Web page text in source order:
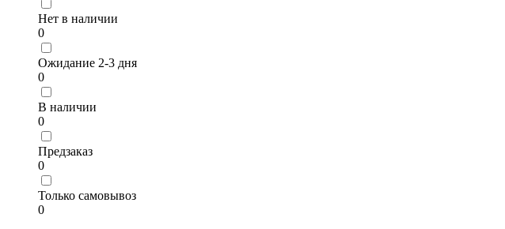
Нет в наличии
0
Ожидание 2-3 дня
0
В наличии
0
Предзаказ
0
Только самовывоз
0